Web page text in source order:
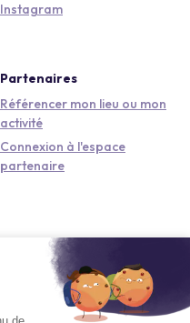
Instagram
Partenaires
Référencer mon lieu ou mon
activité
Connexion à l'espace
partenaire